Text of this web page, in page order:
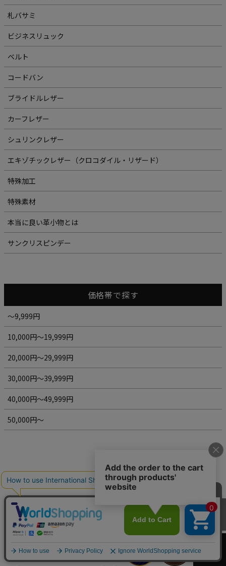
札バサミ
ビジネスリュック
ベルト
コードバン
ブライドルレザー
カーフレザー
シュリンクレザー
エキゾチックレザー（クロコダイル・リザード）
特殊加工
特殊素材
本当に良い革小物とは
サンクリスピンデー
価格帯で探す
～9,999円
10,000円～19,999円
20,000円～29,999円
30,000円～39,999円
40,000円～49,999円
50,000円～
百貨店バイヤーズ賞
-20回受賞-
授与される「百貨店バイヤーズ賞」。キプリスはは2003年〜2019年
カートへ